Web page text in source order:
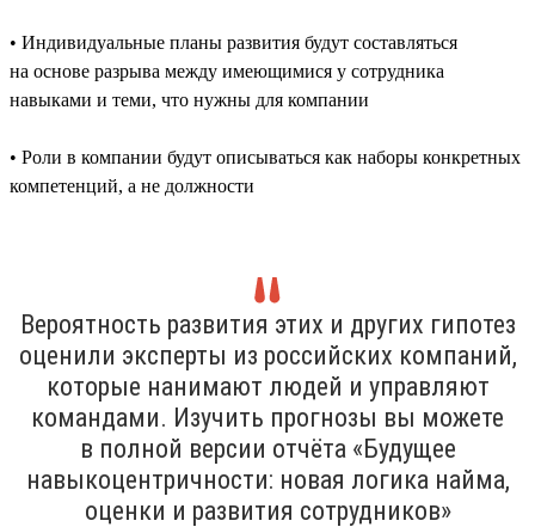
• Индивидуальные планы развития будут составляться
на основе разрыва между имеющимися у сотрудника
навыками и теми, что нужны для компании
• Роли в компании будут описываться как наборы конкретных
компетенций, а не должности
Вероятность развития этих и других гипотез
оценили эксперты из российских компаний,
которые нанимают людей и управляют
командами. Изучить прогнозы вы можете
в полной версии отчёта «Будущее
навыкоцентричности: новая логика найма,
оценки и развития сотрудников»